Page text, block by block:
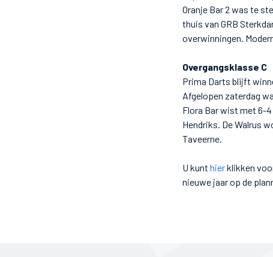
Oranje Bar 2 was te
thuis van GRB
overwinningen.
Overgangsklasse C
Prima Darts blijft
Afgelopen zaterdag
Flora Bar wist met 6-
Hendriks. De Walrus
Taveerne.
U kunt hierklikken
nieuwe jaar op de